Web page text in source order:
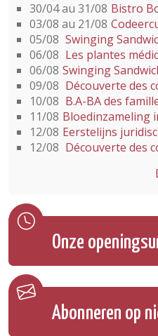
30/04 au 31/08 Bistro
03/08 au 21/08
05/08 Swinging
06/08 Les plantes
06/08 Swinging
09/08 Découverte des
10/08 B.A-BA des
11/08 Bloedinzameling
12/08 Eerstelijns
12/08 Découverte des
Onze
Abonneren op